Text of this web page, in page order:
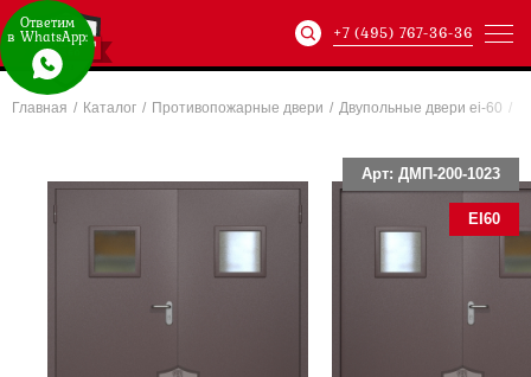
Артикул: ХХХ-xxx-
+7 (495) 767-36-36
Главная / Каталог / Противопожарные двери / Двупольные двери ei-60 /
Арт: ДМП-200-1023
EI60
Ответим
в WhatsApp: